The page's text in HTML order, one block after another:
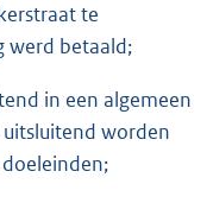
te
werd betaald;
in een algemeen
worden